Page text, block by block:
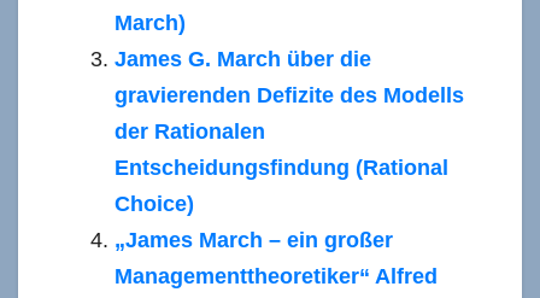
March)
James G. March über die
gravierenden Defizite des Modells
der Rationalen
Entscheidungsfindung (Rational
Choice)
„James March – ein großer
Managementtheoretiker“ Alfred